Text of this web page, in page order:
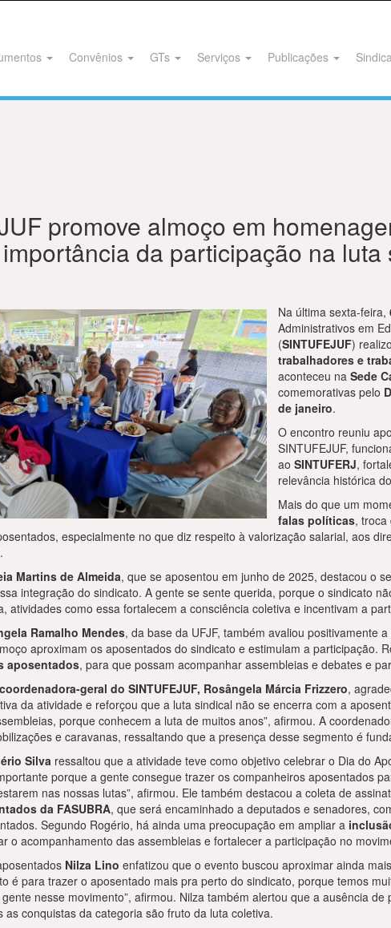
Convênios GTs Serviços Publicações
promove almoço em
da participação na luta
Na última sexta-feira,
Administrativos em
(SINTUFEJUF)
trabalhadores e
aconteceu na Sede
comemorativas pelo
de janeiro.
O encontro reuniu
SINTUFEJUF,
ao SINTUFERJ,
relevância histórica
Mais do que um
falas políticas, troca
especialmente no que diz respeito à valorização salarial, aos
Martins de Almeida, que se aposentou em junho de 2025, destacou o
integração do sindicato. A gente se sente querida, porque o sindicato
atividades como essa fortalecem a consciência coletiva e incentivam a
Ramalho Mendes, da base da UFJF, também avaliou positivamente
aproximam os aposentados do sindicato e estimulam a participação.
aposentados, para que possam acompanhar assembleias e debates e
coordenadora-geral do SINTUFEJUF, Rosângela Márcia Frizzero,
da atividade e reforçou que a luta sindical não se encerra com a
porque conhecem a luta de muitos anos”, afirmou. A
e caravanas, ressaltando que a presença desse segmento é
Silva ressaltou que a atividade teve como objetivo celebrar o Dia do
porque a gente consegue trazer os companheiros aposentados
nas nossas lutas”, afirmou. Ele também destacou a coleta de
da FASUBRA, que será encaminhado a deputados e senadores,
Segundo Rogério, há ainda uma preocupação em ampliar a
o acompanhamento das assembleias e fortalecer a participação no
Nilza Lino enfatizou que o evento buscou aproximar ainda
é para trazer o aposentado mais pra perto do sindicato, porque temos
nesse movimento”, afirmou. Nilza também alertou que a ausência
as conquistas da categoria são fruto da luta coletiva.